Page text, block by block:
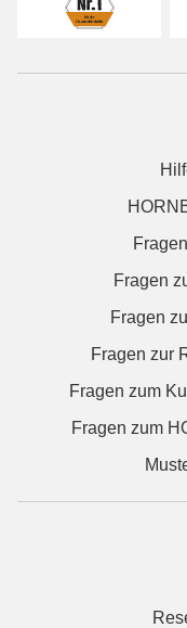
Fragen
Fragen
Fragen zur
Fragen zum
Fragen zum